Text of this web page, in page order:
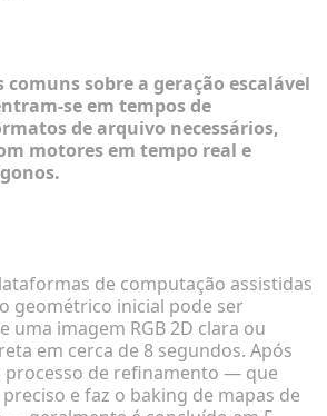
sobre a geração escalável
se em tempos de
de arquivo necessários,
motores em tempo real e
de computação assistidas
geométrico inicial pode ser
uma imagem RGB 2D clara ou
em cerca de 8 segundos. Após
processo de refinamento — que
e faz o baking de mapas de